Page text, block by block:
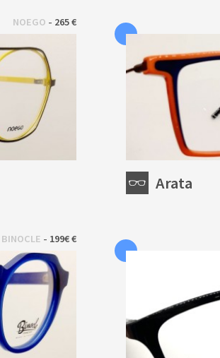
NOEGO - 265 €
Arata
BINOCLE - 199€ €